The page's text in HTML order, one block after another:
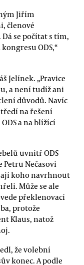
Jiřím
členové
se počítat s tím,
ODS,“
Jelínek. „Pravice
a není tudíž ani
důvodů. Navíc
na řešení
a na blížící
uvnitř ODS
Petru Nečasovi
koho navrhnout
Může se ale
překlenovací
protože
Klaus, natož
že volební
konec. A podle